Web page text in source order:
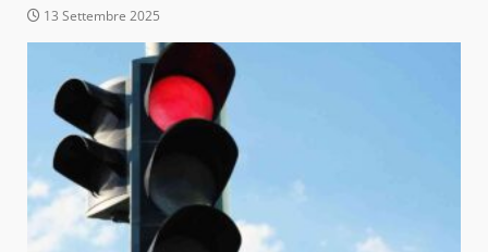
13 Settembre 2025